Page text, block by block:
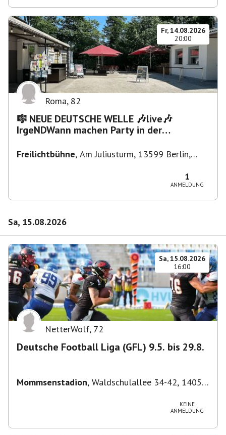
Fr, 14.08.2026
20:00
Roma, 82
🎼 NEUE DEUTSCHE WELLE 🎶live🎶
IrgeNDWann machen Party in der
Freilichtbühne, Am Juliusturm, 13599 Berlin,
1
ANMELDUNG
Sa, 15.08.2026
Sa, 15.08.2026
16:00
NetterWolf, 72
Deutsche Football Liga (GFL) 9.5. bis 29.8.
Mommsenstadion, Waldschulallee 34-42, 14055
KEINE
ANMELDUNG